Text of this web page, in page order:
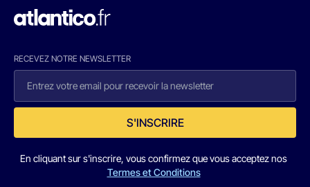
RECEVEZ NOTRE NEWSLETTER
S'INSCRIRE
En cliquant sur s'inscrire, vous confirmez que vous acceptez nos
Termes et Conditions